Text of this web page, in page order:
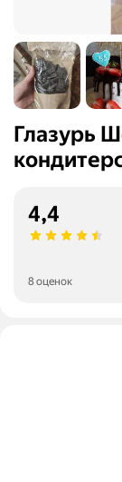
Глазурь
4,4
8 оценок